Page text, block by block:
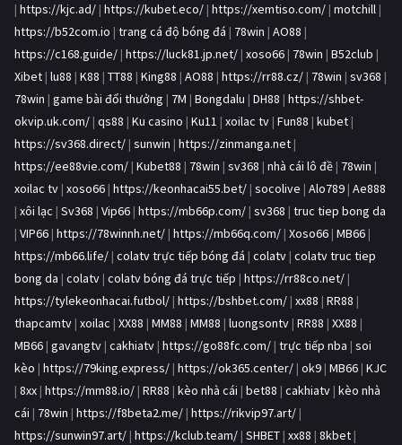
| https://kjc.ad/ | https://kubet.eco/ | https://xemtiso.com/ | motchill |
https://b52com.io | trang cá độ bóng đá | 78win | AO88 |
https://c168.guide/ | https://luck81.jp.net/ | xoso66 | 78win | B52club |
Xibet | lu88 | K88 | TT88 | King88 | AO88 | https://rr88.cz/ | 78win | sv368 |
78win | game bài đổi thưởng | 7M | Bongdalu | DH88 | https://shbet-
okvip.uk.com/ | qs88 | Ku casino | Ku11 | xoilac tv | Fun88 | kubet |
https://sv368.direct/ | sunwin | https://zinmanga.net |
https://ee88vie.com/ | Kubet88 | 78win | sv368 | nhà cái lô đề | 78win |
xoilac tv | xoso66 | https://keonhacai55.bet/ | socolive | Alo789 | Ae888
| xôi lạc | Sv368 | Vip66 | https://mb66p.com/ | sv368 | truc tiep bong da
| VIP66 | https://78winnh.net/ | https://mb66q.com/ | Xoso66 | MB66 |
https://mb66.life/ | colatv trực tiếp bóng đá | colatv | colatv truc tiep
bong da | colatv | colatv bóng đá trực tiếp | https://rr88co.net/ |
https://tylekeonhacai.futbol/ | https://bshbet.com/ | xx88 | RR88 |
thapcamtv | xoilac | XX88 | MM88 | MM88 | luongsontv | RR88 | XX88 |
MB66 | gavangtv | cakhiatv | https://go88fc.com/ | trực tiếp nba | soi
kèo | https://79king.express/ | https://ok365.center/ | ok9 | MB66 | KJC
| 8xx | https://mm88.io/ | RR88 | kèo nhà cái | bet88 | cakhiatv | kèo nhà
cái | 78win | https://f8beta2.me/ | https://rikvip97.art/ |
https://sunwin97.art/ | https://kclub.team/ | SHBET | xx88 | 8kbet |